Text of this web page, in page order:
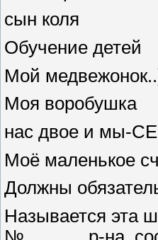
сын коля
Обучение детей
Мой
Моя воробушка
нас двое и мы-
Моё маленькое
Должны
Называется эта